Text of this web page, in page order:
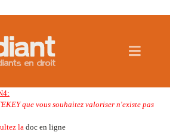
que vous souhaitez valoriser n'existe pas
la doc en ligne